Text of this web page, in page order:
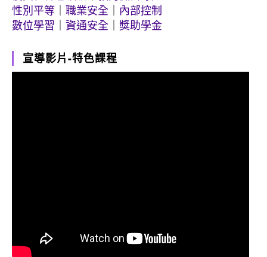
性別平等
職業安全
內部控制
數位學習
資通安全 獎助學金
宣導影片-特色課程